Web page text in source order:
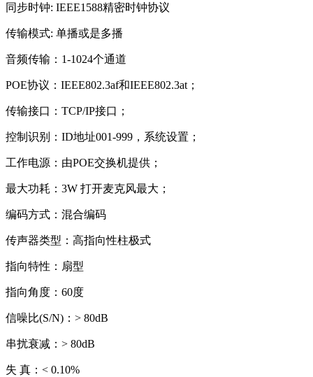
同步时钟: IEEE1588精密时钟协议
传输模式: 单播或是多播
音频传输：1-1024个通道
POE协议：IEEE802.3af和IEEE802.3at；
传输接口：TCP/IP接口；
控制识别：ID地址001-999，系统设置；
工作电源：由POE交换机提供；
最大功耗：3W 打开麦克风最大；
编码方式：混合编码
传声器类型：高指向性柱极式
指向特性：扇型
指向角度：60度
信噪比(S/N)：> 80dB
串扰衰减：> 80dB
失 真：< 0.10%